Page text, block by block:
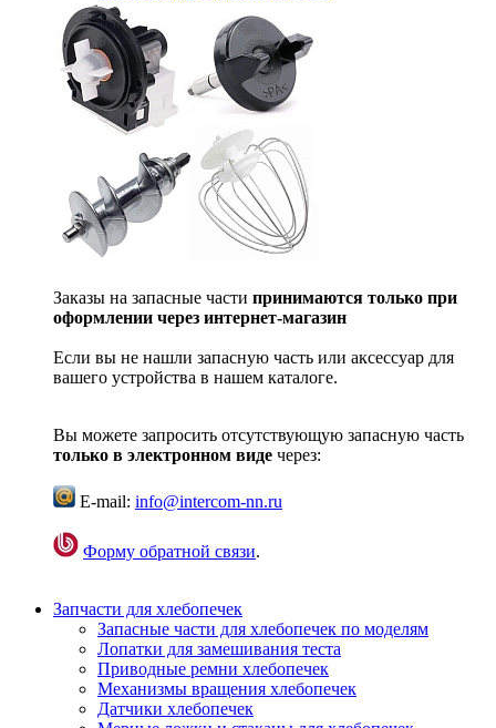
Заказы на запасные части принимаются только при
оформлении через интернет-магазин
Если вы не нашли запасную часть или аксессуар для
вашего устройства в нашем каталоге.
Вы можете запросить отсутствующую запасную часть
только в электронном виде через:
E-mail: info@intercom-nn.ru
Форму обратной связи.
Запчасти для хлебопечек
Запасные части для хлебопечек по моделям
Лопатки для замешивания теста
Приводные ремни хлебопечек
Механизмы вращения хлебопечек
Датчики хлебопечек